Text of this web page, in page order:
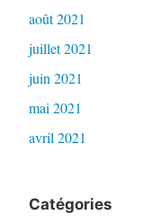
août 2021
juillet 2021
juin 2021
mai 2021
avril 2021
Catégories